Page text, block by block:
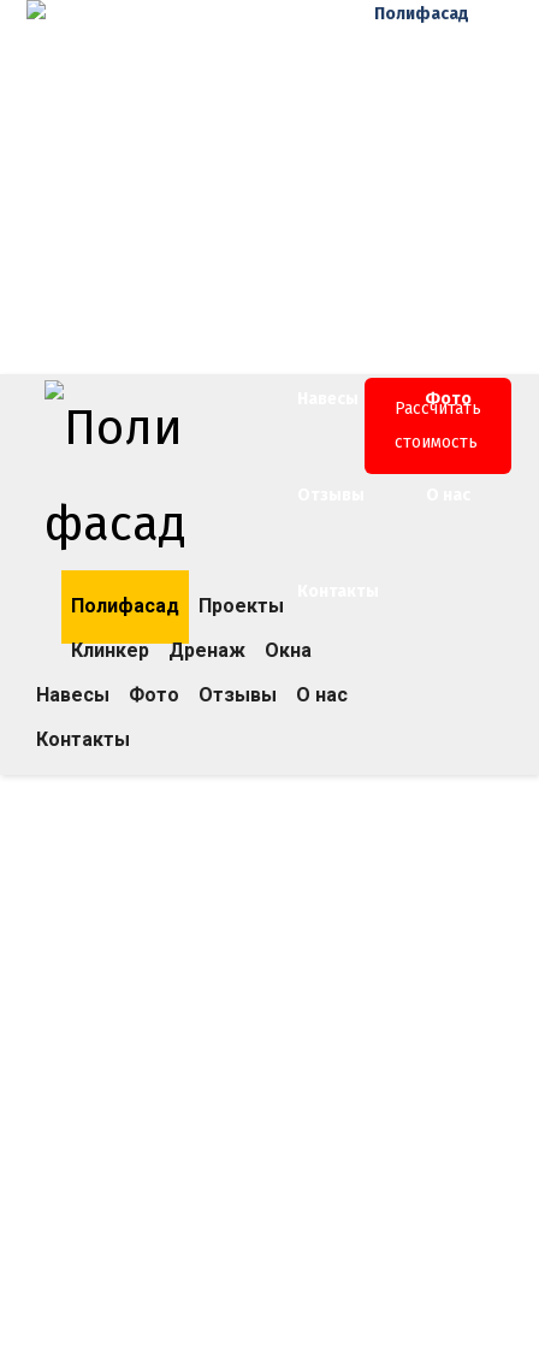
Полифасад
Проекты
Клинкер
Дренаж
Окна
Навесы
Фото Отзывы
О нас
Контакты
Рассчитать
стоимость
Полифасад
Фото